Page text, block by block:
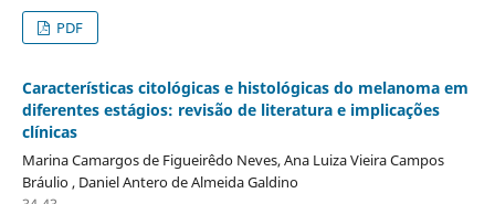
PDF
Características citológicas e histológicas do melanoma em
diferentes estágios: revisão de literatura e implicações
clínicas
Marina Camargos de Figueirêdo Neves, Ana Luiza Vieira Campos
Bráulio , Daniel Antero de Almeida Galdino